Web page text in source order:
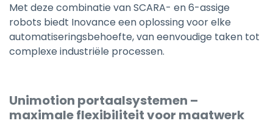
Met deze combinatie van SCARA- en 6-assige
robots biedt Inovance een oplossing voor elke
automatiseringsbehoefte, van eenvoudige taken tot
complexe industriële processen.
Unimotion portaalsystemen –
maximale flexibiliteit voor maatwerk